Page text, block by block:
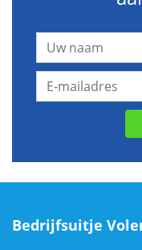
Bedrijfsuitje